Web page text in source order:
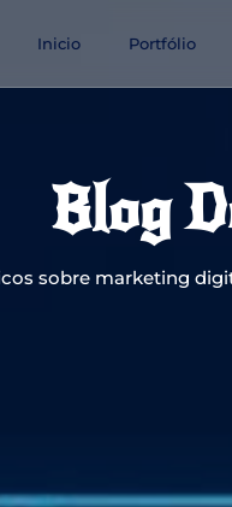
Inicio Portfólio
Blog
sobre marketing